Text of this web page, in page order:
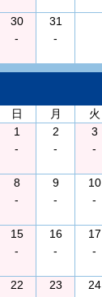
30
-
31
-
日
月 火
1
-
2
-
3
-
8
-
9
-
10
-
15
-
16
-
17
-
22
23
24